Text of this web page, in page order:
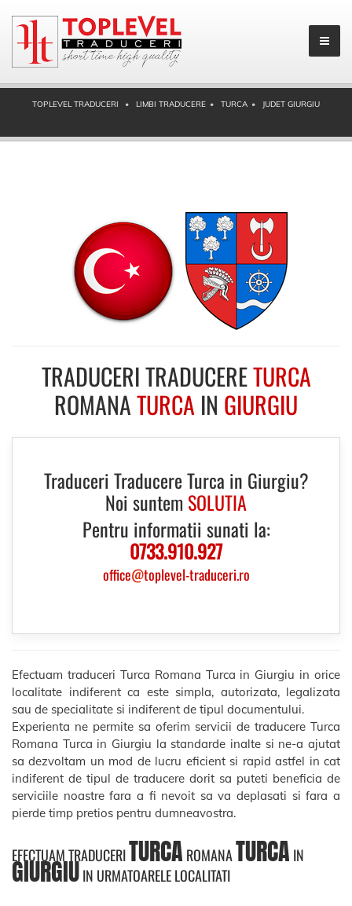
TOPLEVEL TRADUCERI LIMBI TRADUCERE TURCA JUDET GIURGIU
TRADUCERI TRADUCERETURCA
ROMANATURCA IN GIURGIU
Traduceri Traducere Turca in Giurgiu?
Noi suntem SOLUTIA
Pentru informatii sunati la:
0733.910.927
office@toplevel-traduceri.ro
Efectuam traduceri Turca Romana Turca in Giurgiu in orice
localitate indiferent ca este simpla, autorizata, legalizata
sau de specialitate si indiferent de tipul documentului.
Experienta ne permite sa oferim servicii de traducere Turca
Romana Turca in Giurgiu la standarde inalte si ne-a ajutat
sa dezvoltam un mod de lucru eficient si rapid astfel in cat
indiferent de tipul de traducere dorit sa puteti beneficia de
serviciile noastre fara a fi nevoit sa va deplasati si fara a
pierde timp pretios pentru dumneavostra.
EFECTUAM TRADUCERITURCA ROMANATURCA IN
GIURGIUIN URMATOARELE LOCALITATI